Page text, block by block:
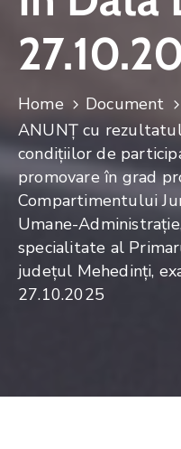
Home
Document
ANUNŢ cu
condițiilor de
promovare în grad
Compartimentului
Umane-
specialitate al
județul Mehedinți,
27.10.2025